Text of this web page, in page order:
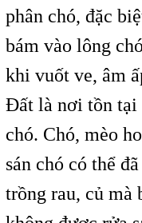
phân chó, đặc
bám vào lông
khi vuốt ve, âm
Đất là nơi tồn tại
chó. Chó, mèo
sán chó có thể
trồng rau, củ mà